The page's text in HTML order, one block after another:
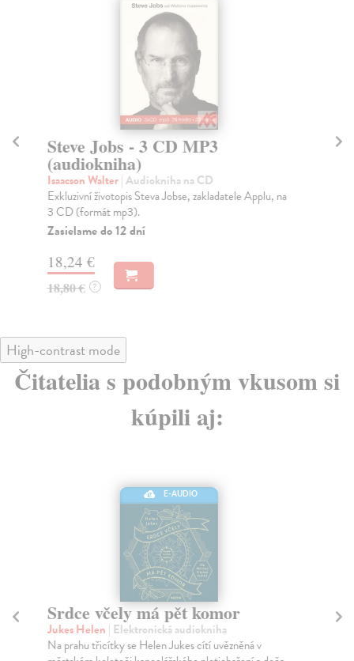
Steve Jobs - 3 CD MP3
(audiokniha)
Isaacson Walter| Audiokniha na CD
Exkluzivní životopis Steva Jobse, zakladatele Applu, na
3 CD (formát mp3).
Zasielame do 12 dní
18,24 €
18,80 € ?
High-contrast mode
Čitatelia s podobným vkusom si
kúpili aj:
E-AUDIO
Srdce včely má pět komor
Jukes Helen | Elektronická audiokniha
Na prahu třicítky se Helen Jukes cítí uvězněná v